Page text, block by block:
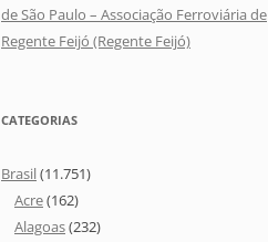
de São Paulo – Associação Ferroviária de
Regente Feijó (Regente Feijó)
CATEGORIAS
Brasil(11.751)
Acre(162)
Alagoas(232)